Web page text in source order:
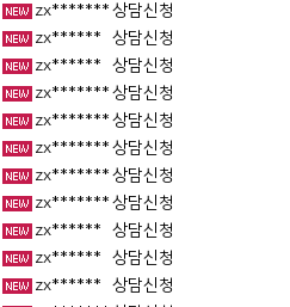
zx*******상담신청
zx******
상담신청
zx******
상담신청
zx*******상담신청
zx*******상담신청
zx*******상담신청
zx*******상담신청
zx*******상담신청
zx******
상담신청
zx******
상담신청
zx******
상담신청